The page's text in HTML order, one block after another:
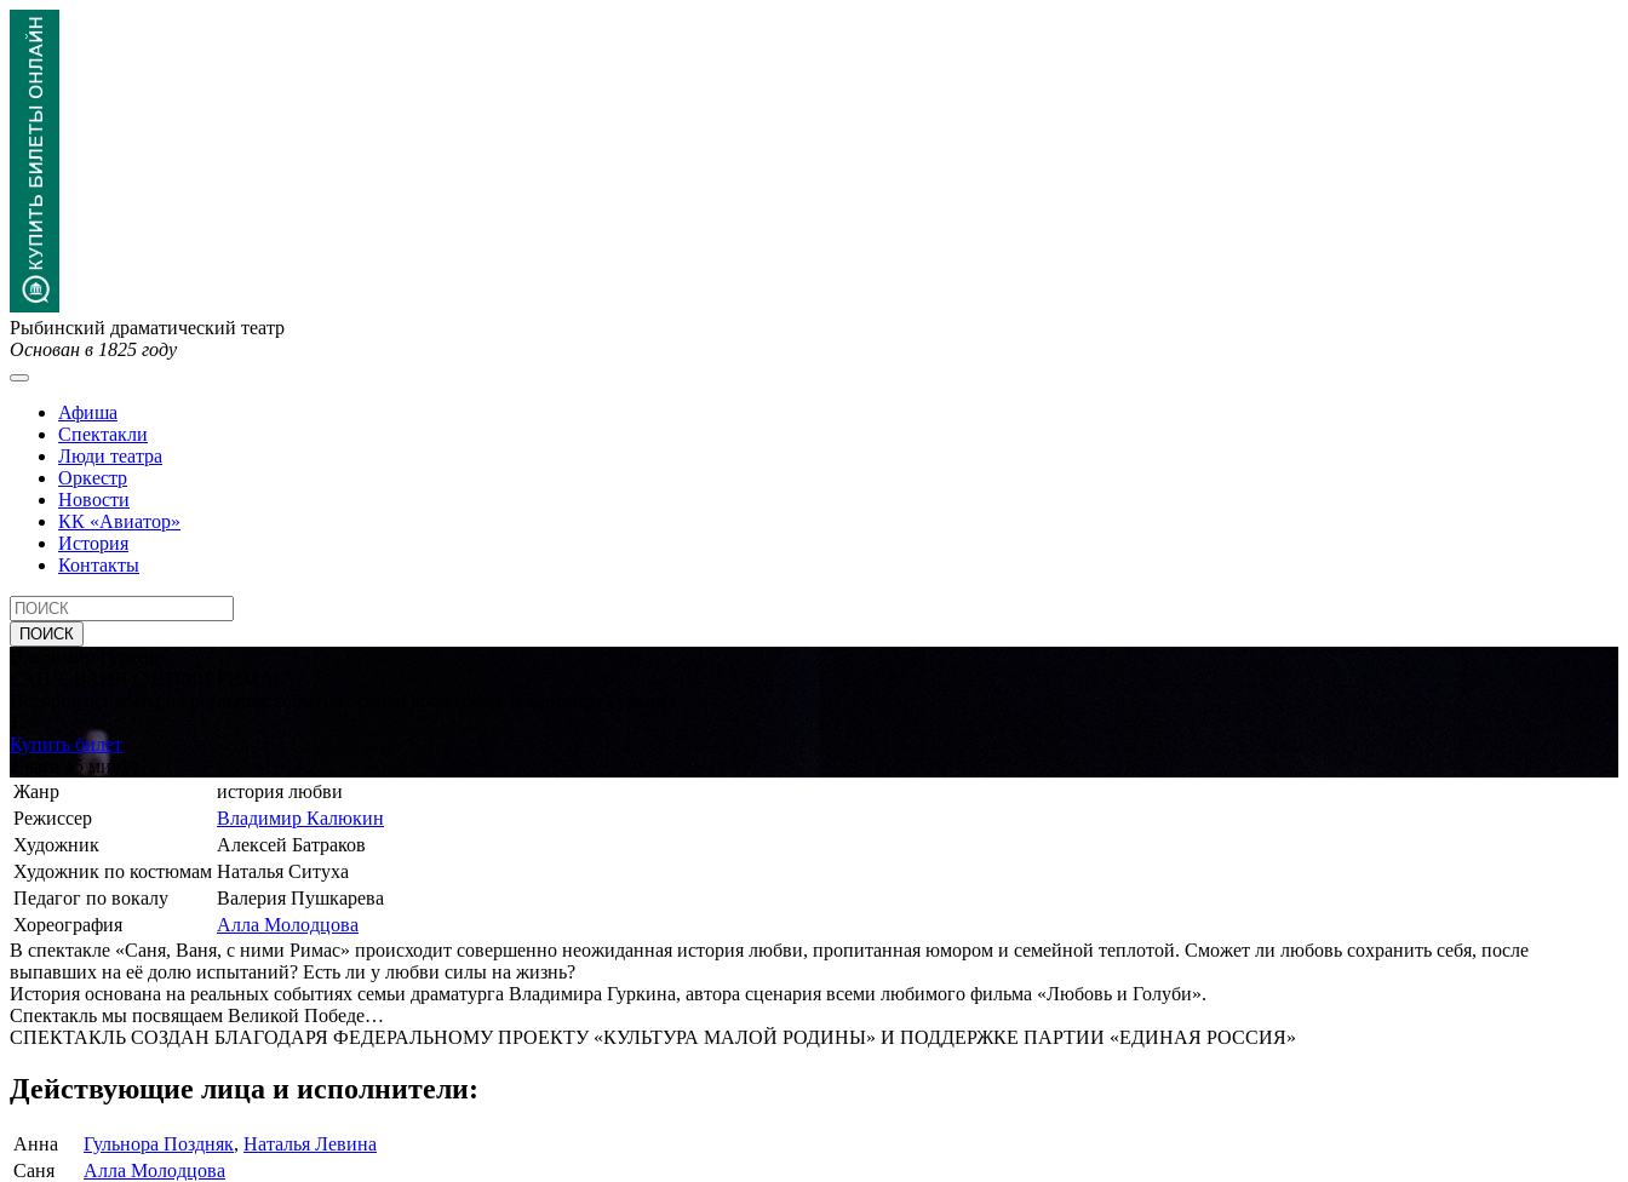
Рыбинский драматический театр
Основан в 1825 году
Афиша
Спектакли
Люди театра
Оркестр
Новости
КК «Авиатор»
История
Контакты
Купить билет
2 часа 45 минут
Жанр
история любви
Режиссер
Владимир Калюкин
Художник
Алексей Батраков
Художник по костюмам Наталья Ситуха
Педагог по вокалу
Валерия Пушкарева
Хореография
Алла Молодцова
В спектакле «Саня, Ван­я, с ними Римас» происходит совершенно неожиданная история любви, пропитанная юм­ором и семейной тепл­отой. Сможет ли любо­вь сохранить себя, после
выпавших на её долю испытаний? Есть ли у любви силы на жизнь?
История основана на реальных событиях семьи драмат­урга Владимира Гурки­на, автора сценария всеми любимого фильма «Люб­овь и Голуби».
Спектакль мы посвящаем Великой Победе…
СПЕКТАКЛЬ СОЗДАН БЛАГОДАРЯ ФЕДЕРАЛЬНОМУ ПРОЕКТУ «КУЛЬТУРА МАЛОЙ РОДИНЫ» И ПОДДЕРЖКЕ ПАРТИИ «ЕДИНАЯ РОССИЯ»
Действующие лица и исполнители:
Анна Гульнора Поздняк, Наталья Левина
Саня
Алла Молодцова